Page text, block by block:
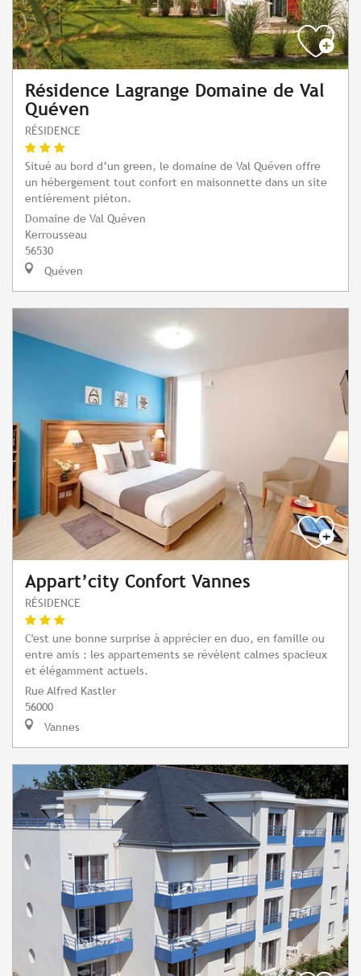
Résidence Lagrange Domaine de Val
Quéven
RÉSIDENCE
Situé au bord d’un green, le domaine de Val Quéven offre
un hébergement tout confort en maisonnette dans un site
entièrement piéton.
Domaine de Val Quéven
Kerrousseau
56530
Quéven
Appart’city Confort Vannes
RÉSIDENCE
C'est une bonne surprise à apprécier en duo, en famille ou
entre amis : les appartements se révèlent calmes spacieux
et élégamment actuels.
Rue Alfred Kastler
56000
Vannes